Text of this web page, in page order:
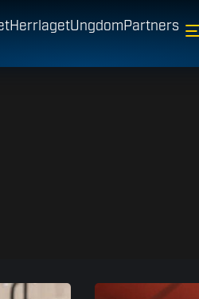
HerrlagetUngdomPartners